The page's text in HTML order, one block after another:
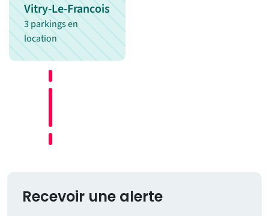
Vitry-Le-Francois
3 parkings en
location
Recevoir une alerte